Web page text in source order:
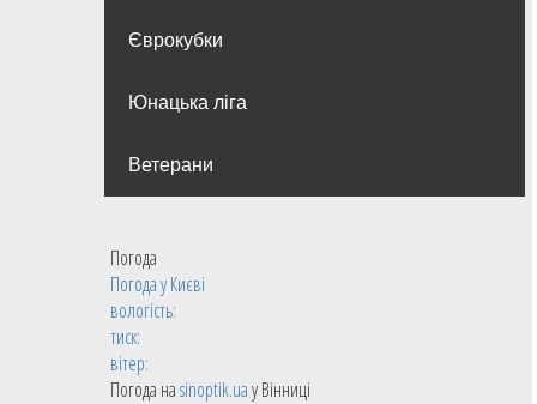
Єврокубки
Юнацька ліга
Ветерани
Погода
Погода уКиєві
вологість:
тиск:
вітер:
Погода наsinoptik.uaу Вінниці